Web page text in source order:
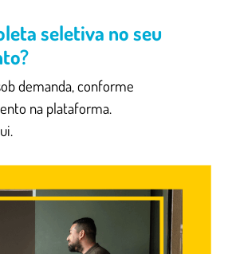
seletiva no seu
demanda, conforme
na plataforma.